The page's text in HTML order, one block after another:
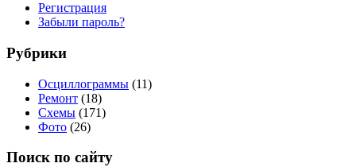
Регистрация
Забыли пароль?
Рубрики
Осциллограммы (11)
Ремонт (18)
Схемы (171)
Фото (26)
Поиск по сайту